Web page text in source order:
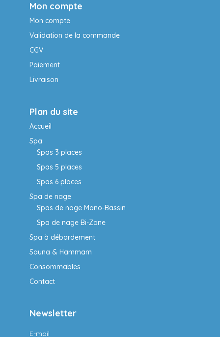
Mon compte
Mon compte
Validation de la commande
CGV
Paiement
Livraison
Plan du site
Accueil
Spa
Spas 3 places
Spas 5 places
Spas 6 places
Spa de nage
Spas de nage Mono-Bassin
Spa de nage Bi-Zone
Spa à débordement
Sauna & Hammam
Consommables
Contact
Newsletter
E-mail